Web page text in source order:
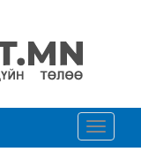
Toggle